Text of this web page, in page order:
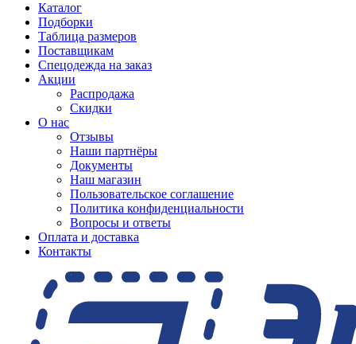
Каталог
Подборки
Таблица размеров
Поставщикам
Спецодежда на заказ
Акции
Распродажа
Скидки
О нас
Отзывы
Наши партнёры
Документы
Наш магазин
Пользовательское соглашение
Политика конфиденциальности
Вопросы и ответы
Оплата и доставка
Контакты